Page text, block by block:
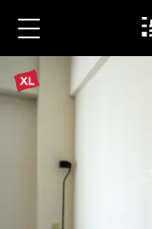
お気に入り物件